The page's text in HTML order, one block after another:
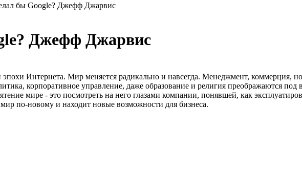
бы Google? Джефф Джарвис
Джефф Джарвис
Интернета. Мир меняется радикально и навсегда. Менеджмент, коммерция,
корпоративное управление, даже образование и религия преображаются
мире - это посмотреть на него глазами компании, понявшей, как
по-новому и находит новые возможности для бизнеса.